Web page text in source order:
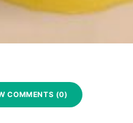
COMMENTS (0)